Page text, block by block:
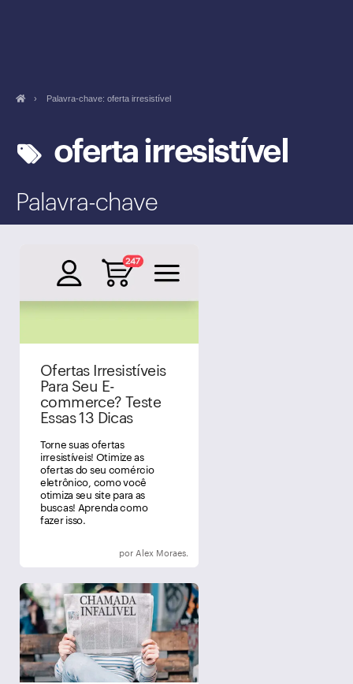
› Palavra-chave: oferta irresistível
oferta irresistível
Palavra-chave
Ofertas Irresistíveis
Para Seu E-
commerce? Teste
Essas 13 Dicas
Torne suas ofertas
irresistíveis! Otimize as
ofertas do seu comércio
eletrônico, como você
otimiza seu site para as
buscas! Aprenda como
fazer isso.
por Alex Moraes.